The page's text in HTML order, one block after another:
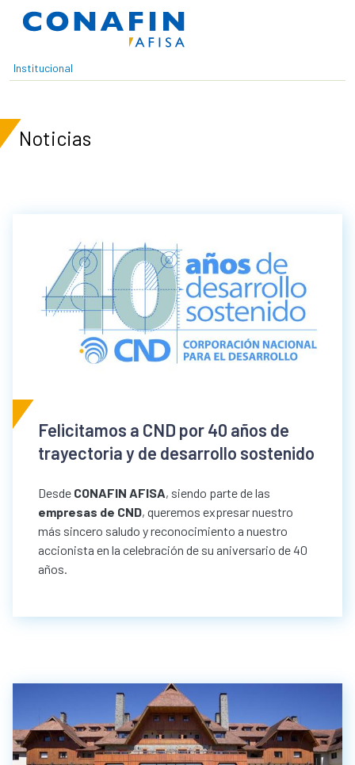
Pasar al contenido principal
Institucional
Noticias
Felicitamos a CND por 40 años de
trayectoria y de desarrollo sostenido
Desde CONAFIN AFISA, siendo parte de las
empresas de CND, queremos expresar nuestro
más sincero saludo y reconocimiento a nuestro
accionista en la celebración de su aniversario de 40
años.